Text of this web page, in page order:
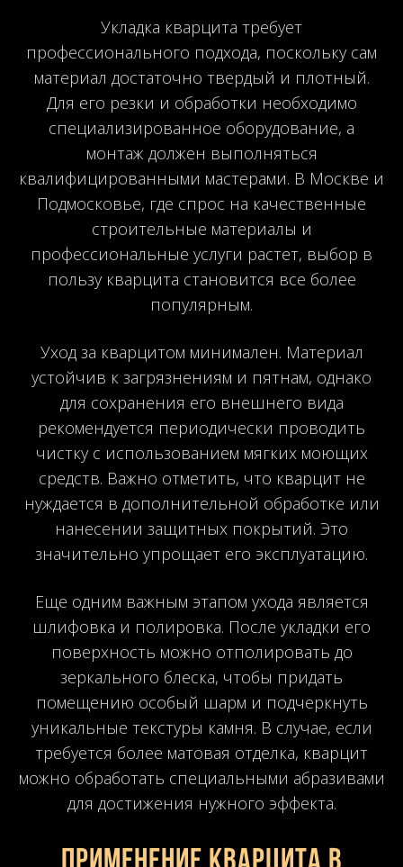
Укладка кварцита требует
профессионального подхода, поскольку сам
материал достаточно твердый и плотный.
Для его резки и обработки необходимо
специализированное оборудование, а
монтаж должен выполняться
квалифицированными мастерами. В Москве и
Подмосковье, где спрос на качественные
строительные материалы и
профессиональные услуги растет, выбор в
пользу кварцита становится все более
популярным.
Уход за кварцитом минимален. Материал
устойчив к загрязнениям и пятнам, однако
для сохранения его внешнего вида
рекомендуется периодически проводить
чистку с использованием мягких моющих
средств. Важно отметить, что кварцит не
нуждается в дополнительной обработке или
нанесении защитных покрытий. Это
значительно упрощает его эксплуатацию.
Еще одним важным этапом ухода является
шлифовка и полировка. После укладки его
поверхность можно отполировать до
зеркального блеска, чтобы придать
помещению особый шарм и подчеркнуть
уникальные текстуры камня. В случае, если
требуется более матовая отделка, кварцит
можно обработать специальными абразивами
для достижения нужного эффекта.